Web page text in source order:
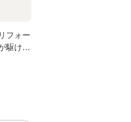
フォー
駆ける
な出来